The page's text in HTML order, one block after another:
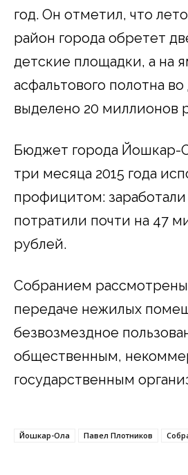
год. Он отметил, что
район города обретет
детские площадки, а на
асфальтового полотна
выделено 20 миллионов
Бюджет города Йошкар-
три месяца 2015 года
профицитом:
потратили почти на 47
рублей.
Собранием
передаче нежилых
безвозмездное
общественным,
государственным
Йошкар-Ола Павел Плотников